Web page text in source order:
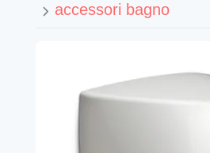
accessori bagno